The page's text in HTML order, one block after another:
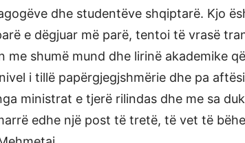
dhe studentëve shqiptarë. Kjo
e dëgjuar më parë, tentoi të vrasë
me shumë mund dhe lirinë akademike
i tillë papërgjegjshmërie dhe pa
ministrat e tjerë rilindas dhe me sa
edhe një post të tretë, të vet të